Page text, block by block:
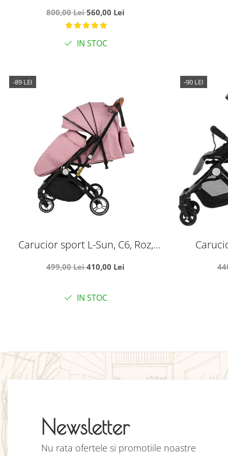
cu flori
800,00 Lei560,00 Lei
IN STOC
-89 LEI
Carucior sport L-Sun, C6, Roz,
reversibil, husa de picioare si
499,00 Lei410,00 Lei
IN STOC
-90 LEI
Newsletter
Nu rata ofertele si promotiile noastre